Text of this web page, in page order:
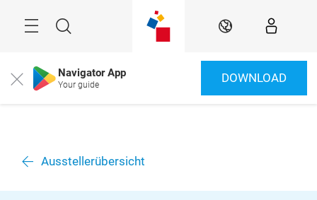
Suche DE
Close Navigator App
Your guide DOWNLOAD
Ausstellerübersicht